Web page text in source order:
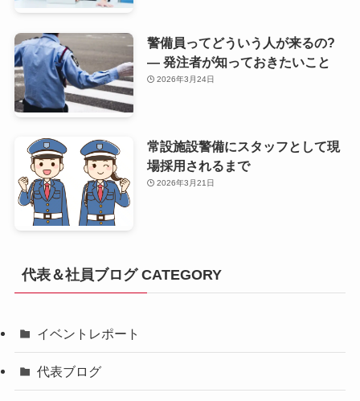
警備員ってどういう人が来るの?
— 発注者が知っておきたいこと
2026年3月24日
常設施設警備にスタッフとして現
場採用されるまで
2026年3月21日
代表＆社員ブログ CATEGORY
イベントレポート
代表ブログ